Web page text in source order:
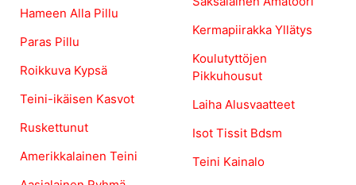
Hameen Alla Pillu
Paras Pillu
Roikkuva Kypsä
Teini-ikäisen Kasvot
Ruskettunut
Amerikkalainen Teini
Kermapiirakka Yllätys
Koulutyttöjen
Pikkuhousut
Laiha Alusvaatteet
Isot Tissit Bdsm
Teini Kainalo